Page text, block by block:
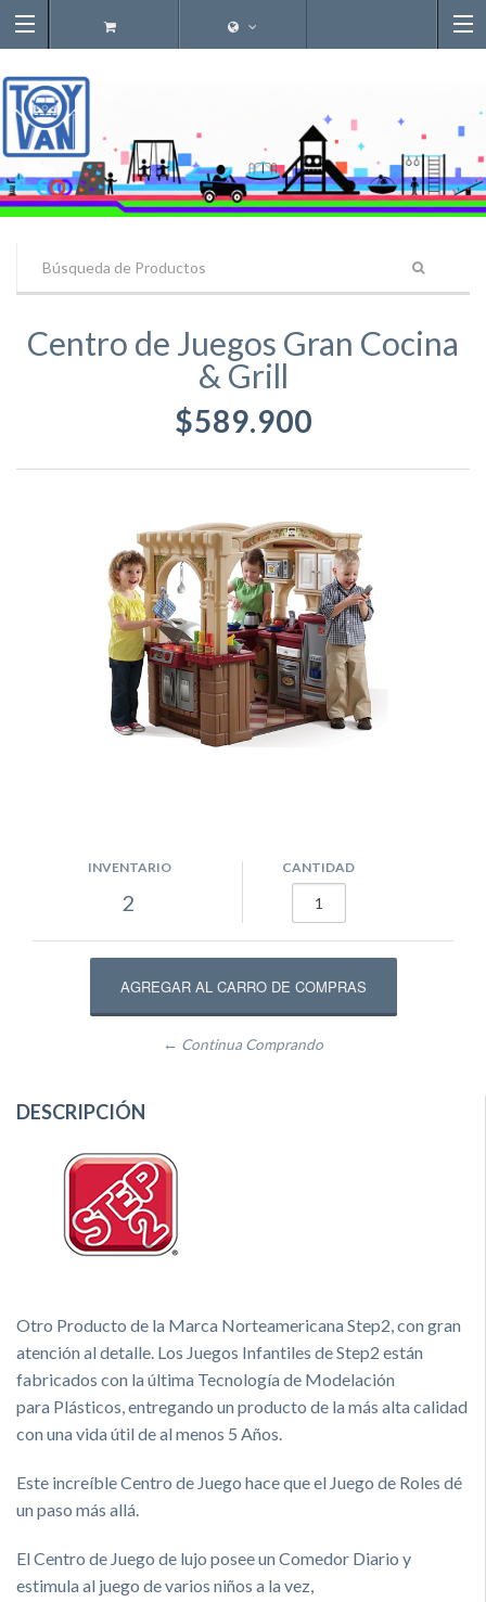
Centro de Juegos Gran Cocina
& Grill
$589.900
INVENTARIO
2
CANTIDAD
← Continua Comprando
DESCRIPCIÓN
Otro Producto de la Marca Norteamericana Step2, con gran
atención al detalle. Los Juegos Infantiles de Step2 están
fabricados con la última Tecnología de Modelación
para Plásticos, entregando un producto de la más alta calidad
con una vida útil de al menos 5 Años.
Este increíble Centro de Juego hace que el Juego de Roles dé
un paso más allá.
El Centro de Juego de lujo posee un Comedor Diario y
estimula al juego de varios niños a la vez,